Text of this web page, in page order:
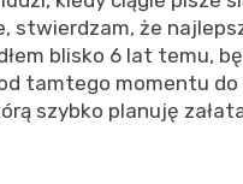
stwier­dzam, że
bli­sko 6 lat temu,
tam­te­go mo­men­tu
szyb­ko pla­nu­ję